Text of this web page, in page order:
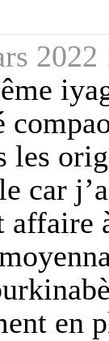
2022
les
car